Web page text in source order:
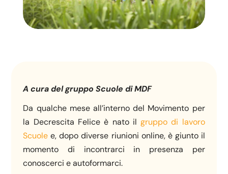
A cura del gruppo Scuole di MDF
Da qualche mese all’interno del Movimento per
la Decrescita Felice è nato ilgruppo di lavoro
Scuole e, dopo diverse riunioni online, è giunto il
momento di incontrarci in presenza per
conoscerci e autoformarci.